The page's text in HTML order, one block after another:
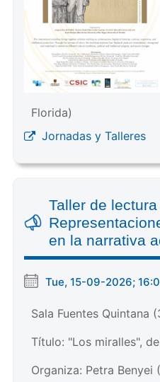
Florida)
Jornadas y Talleres
Taller de lectura
en la narrativa
Tue, 15-09-2026;
Sala Fuentes Quintana
Título: "Los miralles",
Organiza: Petra Benyei